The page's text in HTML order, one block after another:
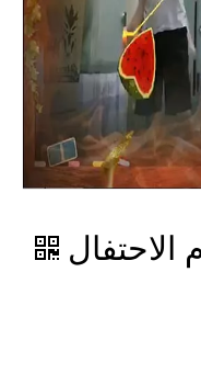
الاحتفال